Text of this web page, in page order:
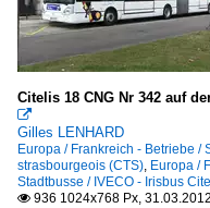
Citelis 18 CNG Nr 342 auf

Gilles LENHARD
Europa / Frankreich - Betriebe /
strasbourgeois (CTS), Europa /
Stadtbusse / IVECO - Irisbus
 936 1024x768 Px, 31.03.2012